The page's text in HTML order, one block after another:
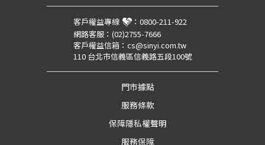
客戶權益專線 ： 0800-211-922
網路客服： (02)2755-7666
客戶權益信箱： cs@sinyi.com.tw
110 台北市信義區信義路五段100號
門市據點
服務條款
保障隱私權聲明
服務保障